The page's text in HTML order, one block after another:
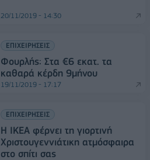
20/11/2019 - 14:30
ΕΠΙΧΕΙΡΗΣΕΙΣ
Φουρλής: Στα €6 εκατ. τα
καθαρά κέρδη 9μήνου
19/11/2019 - 17:17
ΕΠΙΧΕΙΡΗΣΕΙΣ
Η ΙΚΕΑ φέρνει τη γιορτινή
Χριστουγεννιάτικη ατμόσφαιρα
στο σπίτι σας